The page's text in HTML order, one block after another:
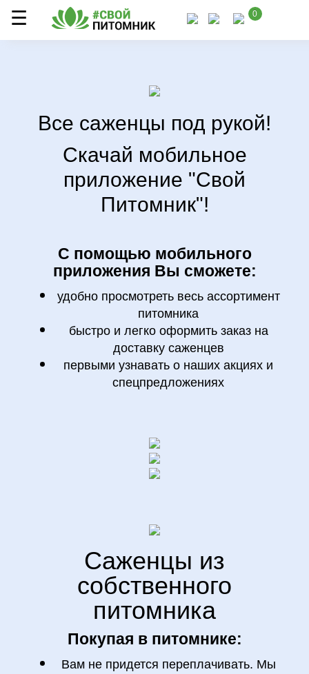
0
Все саженцы под рукой!
Скачай мобильное
приложение "Свой
Питомник"!
С помощью мобильного
приложения Вы сможете:
удобно просмотреть весь ассортимент
питомника
быстро и легко оформить заказ на
доставку саженцев
первыми узнавать о наших акциях и
спецпредложениях
Саженцы из
собственного
питомника
Покупая в питомнике:
Вам не придется переплачивать. Мы